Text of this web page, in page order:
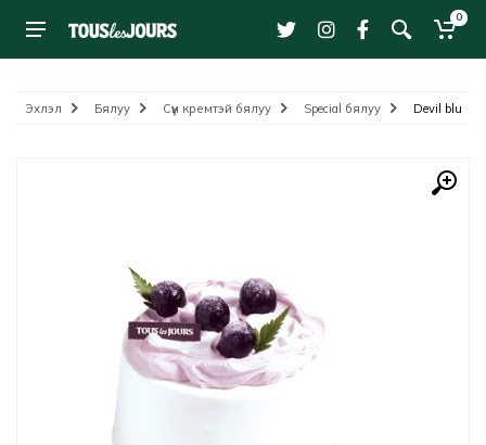
0
Эхлэл Бялуу Сүүн кремтэй бялуу Special бялуу Devil